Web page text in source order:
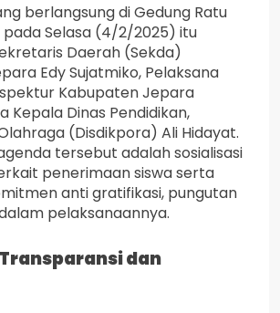
berlangsung di Gedung Ratu
Selasa (4/2/2025) itu
Daerah (Sekda)
Edy Sujatmiko, Pelaksana
Kabupaten Jepara
Kepala Dinas Pendidikan,
(Disdikpora) Ali Hidayat.
tersebut adalah sosialisasi
penerimaan siswa serta
anti gratifikasi, pungutan
pelaksanaannya.
dan